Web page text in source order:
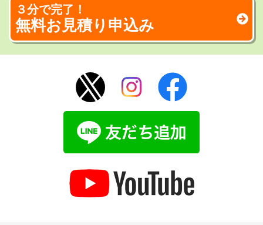
３分で完了！
無料お見積り申込み